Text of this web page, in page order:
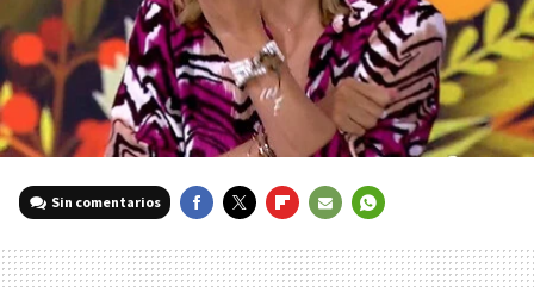
Sin comentarios
MAIL